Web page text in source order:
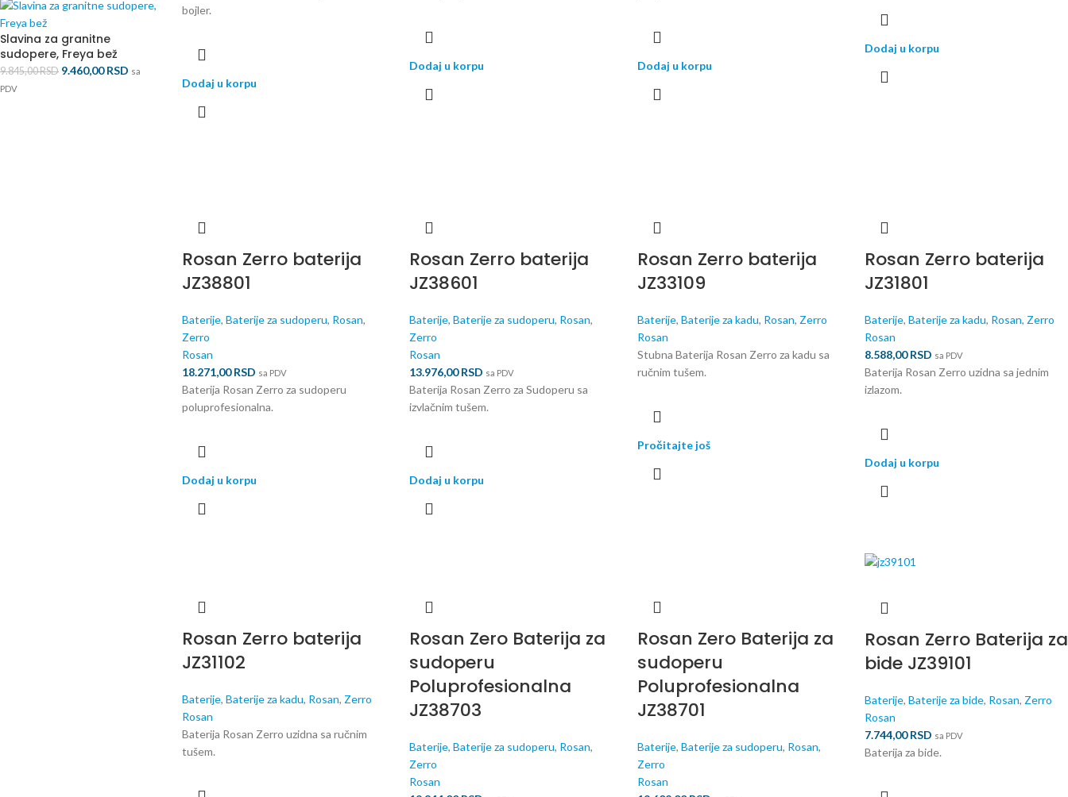
Slavina za granitne
sudopere, Freya bež
9.845,00RSD 9.460,00RSD sa
PDV
bojler.
Dodaj u korpu
Dodaj u korpu Dodaj u korpu
Dodaj u korpu
Rosan Zerro baterija
JZ38801
Baterije, Baterije za sudoperu, Rosan,
Zerro
Rosan
18.271,00RSD sa PDV
Baterija Rosan Zerro za sudoperu
poluprofesionalna.
Dodaj u korpu
Rosan Zerro baterija
JZ38601
Baterije, Baterije za sudoperu, Rosan,
Zerro
Rosan
13.976,00RSD sa PDV
Baterija Rosan Zerro za Sudoperu sa
izvlačnim tušem.
Dodaj u korpu
Rosan Zerro baterija
JZ33109
Baterije, Baterije za kadu, Rosan, Zerro
Rosan
Stubna Baterija Rosan Zerro za kadu sa
ručnim tušem.
Pročitajte još
Rosan Zerro baterija
JZ31801
Baterije, Baterije za kadu, Rosan, Zerro
Rosan
8.588,00RSD sa PDV
Baterija Rosan Zerro uzidna sa jednim
izlazom.
Dodaj u korpu
Rosan Zerro baterija
JZ31102
Baterije, Baterije za kadu, Rosan, Zerro
Rosan
Baterija Rosan Zerro uzidna sa ručnim
tušem.
Rosan Zero Baterija za
sudoperu
Poluprofesionalna
JZ38703
Baterije, Baterije za sudoperu, Rosan,
Zerro
Rosan
Rosan Zero Baterija za
sudoperu
Poluprofesionalna
JZ38701
Baterije, Baterije za sudoperu, Rosan,
Zerro
Rosan
Rosan Zerro Baterija za
bide JZ39101
Baterije, Baterije za bide, Rosan, Zerro
Rosan
7.744,00RSD sa PDV
Baterija za bide.